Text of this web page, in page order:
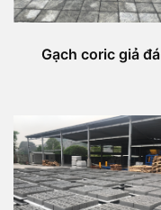
Gạch coric giả đá